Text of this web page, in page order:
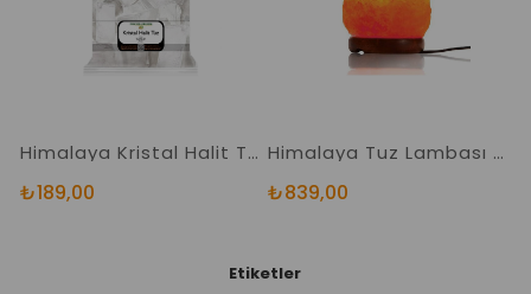
Himalaya Kristal Halit Tuzu Lekesiz Berrak Orjinal Halit Tuz
₺189,00
Himalaya Tuz Lambası 2-3 Kg. Doğal Kaya Tuzu Lambası
₺839,00
Etiketler